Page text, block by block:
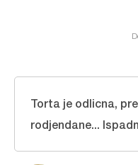
Torta je odlicna,
rodjendane...